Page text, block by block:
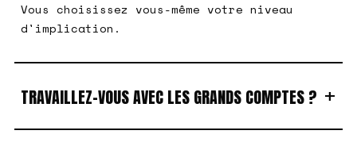
Vous choisissez vous-même votre niveau
d'implication.
TRAVAILLEZ-VOUS AVEC LES GRANDS COMPTES ? +